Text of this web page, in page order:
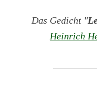
Das Gedicht "
Heinrich